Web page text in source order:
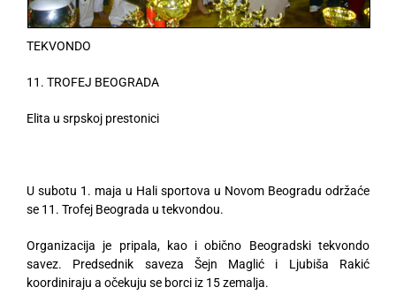
TEKVONDO
11. TROFEJ BEOGRADA
Elita u srpskoj prestonici
U subotu 1. maja u Hali sportova u Novom Beogradu održaće
se 11. Trofej Beograda u tekvondou.
Organizacija je pripala, kao i obično Beogradski tekvondo
savez. Predsednik saveza Šejn Maglić i Ljubiša Rakić
koordiniraju a očekuju se borci iz 15 zemalja.